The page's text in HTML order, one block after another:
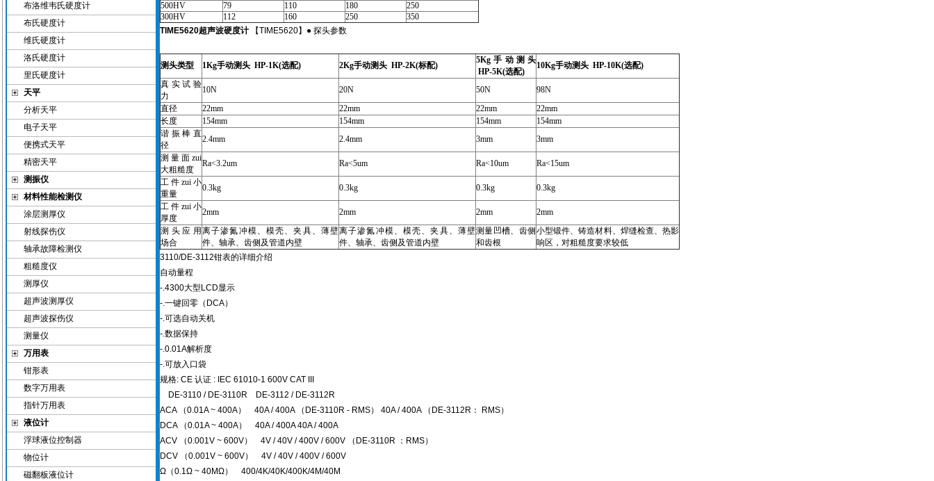
布洛维韦氏硬度计
布氏硬度计
维氏硬度计
洛氏硬度计
里氏硬度计
天平
分析天平
电子天平
便携式天平
精密天平
测振仪
材料性能检测仪
涂层测厚仪
射线探伤仪
轴承故障检测仪
粗糙度仪
测厚仪
超声波测厚仪
超声波探伤仪
测量仪
万用表
钳形表
数字万用表
指针万用表
液位计
浮球液位控制器
物位计
磁翻板液位计
500HV
79 110 180
250
300HV
112 160 250
350
TIME5620超声波硬度计 【TIME5620】 ● 探头参数
测头类型 1Kg手动测头 HP-1K(选配) 2Kg手动测头 HP-2K(标配)
5Kg手动测头
HP-5K(选配)
10Kg手动测头 HP-10K(选配)
真实试验
力
10N 20N 50N
98N
直径
22mm 22mm 22mm
22mm
长度
154mm 154mm 154mm
154mm
谐振棒直
径
2.4mm 2.4mm 3mm
3mm
测量面zui
大粗糙度
Ra<3.2um Ra<5um Ra<10um
Ra<15um
工件zui小
重量
0.3kg 0.3kg 0.3kg
0.3kg
工件zui小
厚度
2mm 2mm 2mm
2mm
测头应用
场合
离子渗氮冲模、模壳、夹具、薄壁
件、轴承、齿侧及管道内壁
离子渗氮冲模、模壳、夹具、薄壁
件、轴承、齿侧及管道内壁
测量凹槽、齿侧
和齿根
小型锻件、铸造材料、焊缝检查、热影
响区，对粗糙度要求较低
3110/DE-3112钳表的详细介绍
自动量程
-.4300大型LCD显示
-.一键回零（DCA）
-.可选自动关机
-.数据保持
-.0.01A解析度
-.可放入口袋
规格: CE 认证 : IEC 61010-1 600V CAT III
DE-3110 / DE-3110R DE-3112 / DE-3112R
ACA （0.01A ~ 400A） 40A / 400A （DE-3110R - RMS） 40A / 400A （DE-3112R： RMS）
DCA （0.01A ~ 400A） 40A / 400A 40A / 400A
ACV （0.001V ~ 600V） 4V / 40V / 400V / 600V （DE-3110R ：RMS）
DCV （0.001V ~ 600V） 4V / 40V / 400V / 600V
Ω（0.1Ω ~ 40MΩ） 400/4K/40K/400K/4M/40M